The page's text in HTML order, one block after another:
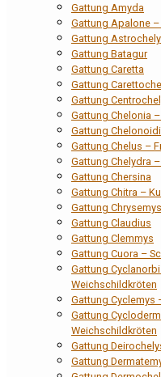
Gattung Amyda
Gattung Apalone
Gattung
Gattung Batagur
Gattung Caretta
Gattung
Gattung
Gattung Chelonia
Gattung
Gattung Chelus –
Gattung Chelydra
Gattung Chersina
Gattung Chitra –
Gattung
Gattung Claudius
Gattung Clemmys
Gattung Cuora –
Gattung
Weichschildkröten
Gattung Cyclemys
Gattung
Weichschildkröten
Gattung
Gattung